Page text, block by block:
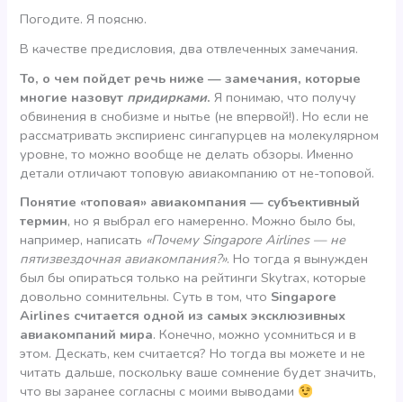
Погодите. Я поясню.
В качестве предисловия, два отвлеченных замечания.
То, о чем пойдет речь ниже — замечания, которые
многие назовут придирками. Я понимаю, что получу
обвинения в снобизме и нытье (не впервой!). Но если не
рассматривать экспириенс сингапурцев на молекулярном
уровне, то можно вообще не делать обзоры. Именно
детали отличают топовую авиакомпанию от не-топовой.
Понятие «топовая» авиакомпания — субъективный
термин, но я выбрал его намеренно. Можно было бы,
например, написать «Почему Singapore Airlines — не
пятизвездочная авиакомпания?». Но тогда я вынужден
был бы опираться только на рейтинги Skytrax, которые
довольно сомнительны. Суть в том, что Singapore
Airlines считается одной из самых эксклюзивных
авиакомпаний мира. Конечно, можно усомниться и в
этом. Дескать, кем считается? Но тогда вы можете и не
читать дальше, поскольку ваше сомнение будет значить,
что вы заранее согласны с моими выводами